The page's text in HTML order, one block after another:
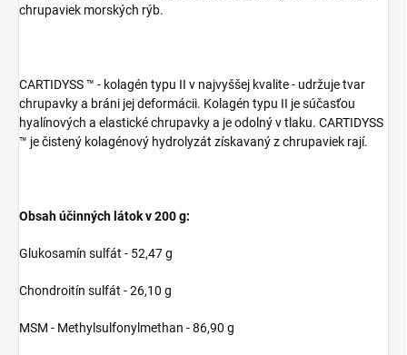
chrupaviek morských rýb.
CARTIDYSS ™ - kolagén typu II v najvyššej kvalite - udržuje tvar
chrupavky a bráni jej deformácii. Kolagén typu II je súčasťou
hyalínových a elastické chrupavky a je odolný v tlaku. CARTIDYSS
™ je čistený kolagénový hydrolyzát získavaný z chrupaviek rají.
Obsah účinných látok v 200 g:
Glukosamín sulfát - 52,47 g
Chondroitín sulfát - 26,10 g
MSM - Methylsulfonylmethan - 86,90 g